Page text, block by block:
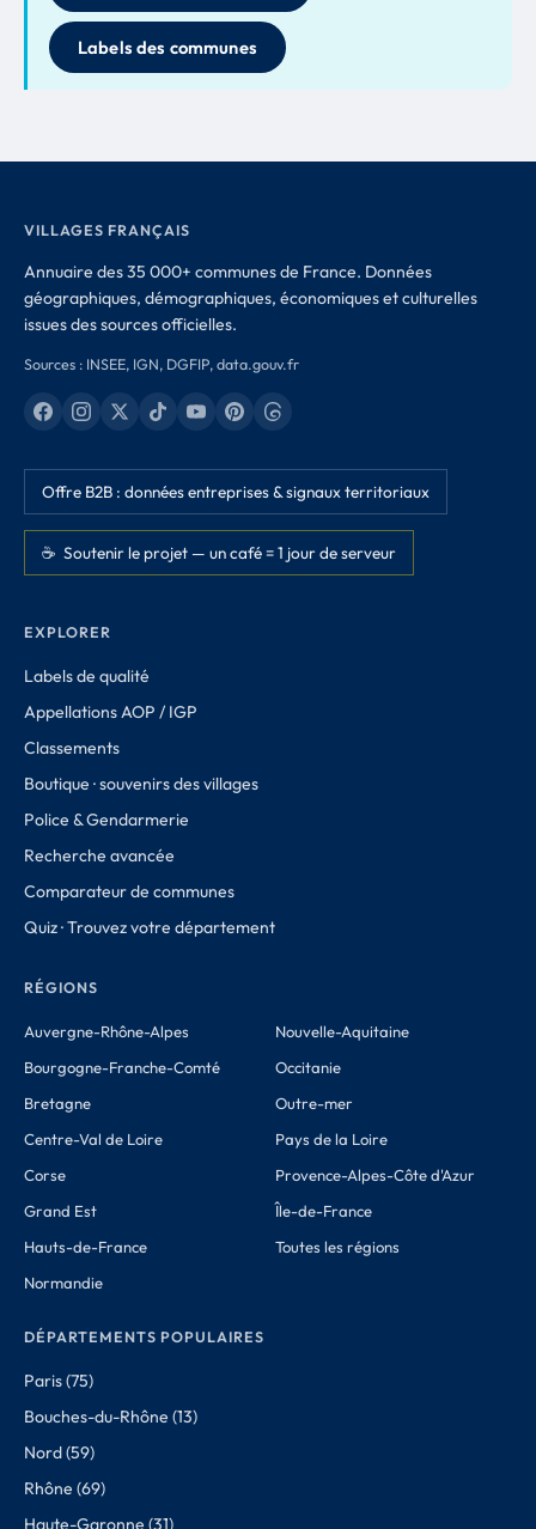
Labels des communes
VILLAGES FRANÇAIS
Annuaire des 35 000+ communes de France. Données
géographiques, démographiques, économiques et culturelles
issues des sources officielles.
Sources : INSEE, IGN, DGFIP, data.gouv.fr
Offre B2B : données entreprises & signaux territoriaux
☕ Soutenir le projet — un café = 1 jour de serveur
EXPLORER
Labels de qualité
Appellations AOP / IGP
Classements
Boutique · souvenirs des villages
Police & Gendarmerie
Recherche avancée
Comparateur de communes
Quiz · Trouvez votre département
RÉGIONS
Auvergne-Rhône-Alpes
Bourgogne-Franche-Comté
Bretagne
Centre-Val de Loire
Corse
Grand Est
Hauts-de-France
Normandie
Nouvelle-Aquitaine
Occitanie
Outre-mer
Pays de la Loire
Provence-Alpes-Côte d'Azur
Île-de-France
Toutes les régions
DÉPARTEMENTS POPULAIRES
Paris (75)
Bouches-du-Rhône (13)
Nord (59)
Rhône (69)
Haute-Garonne (31)